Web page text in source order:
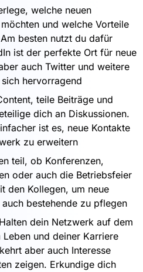
welche neuen
und welche Vorteile
besten nutzt du dafür
ist der perfekte Ort für neue
auch Twitter und weitere
hervorragend
teile Beiträge und
dich an Diskussionen.
ist es, neue Kontakte
zu erweitern
teil, ob Konferenzen,
oder auch die Betriebsfeier
den Kollegen, um neue
bestehende zu pflegen
dein Netzwerk auf dem
und deiner Karriere
aber auch Interesse
zeigen. Erkundige dich